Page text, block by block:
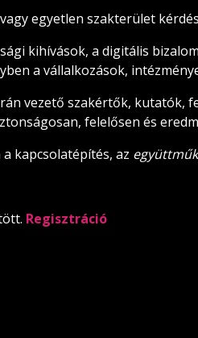
egyetlen szakterület
kihívások, a digitális
a vállalkozások,
vezető szakértők,
felelősen és
kapcsolatépítés, az
Regisztráció